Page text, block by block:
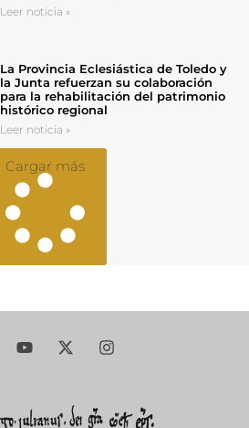
Leer noticia »
La Provincia Eclesiástica de Toledo y
la Junta refuerzan su colaboración
para la rehabilitación del patrimonio
histórico regional
Leer noticia »
Cargar más